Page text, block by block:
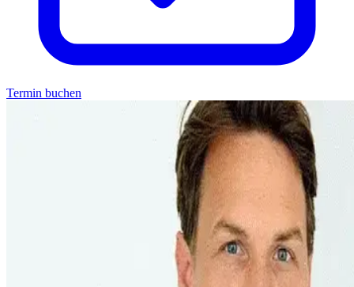
Termin buchen